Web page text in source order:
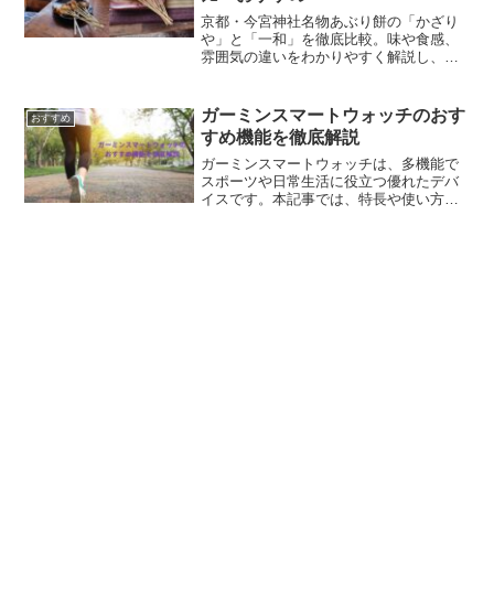
をもとに、このテーブルのメリットと使
い心地について詳しくご紹介します。お
悩みや疑問が解決できる情報をお届けし
ますので、ぜひご覧ください。
京都・今宮神社名物あぶり餅の「かざり
や」と「一和」を徹底比較。味や食感、
雰囲気の違いをわかりやすく解説し、ど
おすすめ
ガーミンスマートウォッチのおす
すめ機能を徹底解説
ガーミンスマートウォッチは、多機能で
スポーツや日常生活に役立つ優れたデバ
イスです。本記事では、特長や使い方、